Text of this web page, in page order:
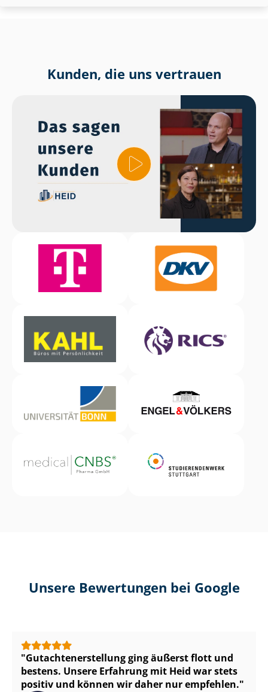
Kunden, die uns vertrauen
Unsere Bewertungen bei Google
Gut­ach­ten­er­stel­lung ging äußerst flott und
bestens. Unsere Erfahrung mit Heid war stets
positiv und können wir daher nur empfehlen.